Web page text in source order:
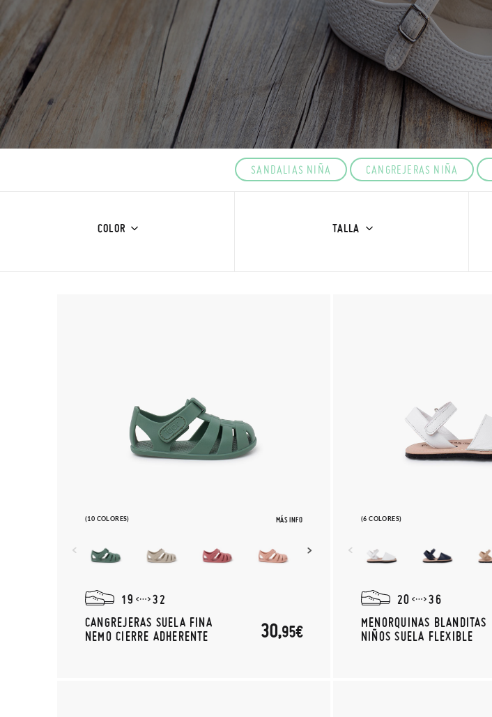
SANDALIAS NIÑA CANGREJERAS NIÑA
COLOR TALLA
(10 COLORES) MÁS INFO
19
32
CANGREJERAS SUELA FINA
NEMO CIERRE ADHERENTE
30,95€
(6 COLORES)
20
36
MENORQUINAS BLANDITAS
NIÑOS SUELA FLEXIBLE